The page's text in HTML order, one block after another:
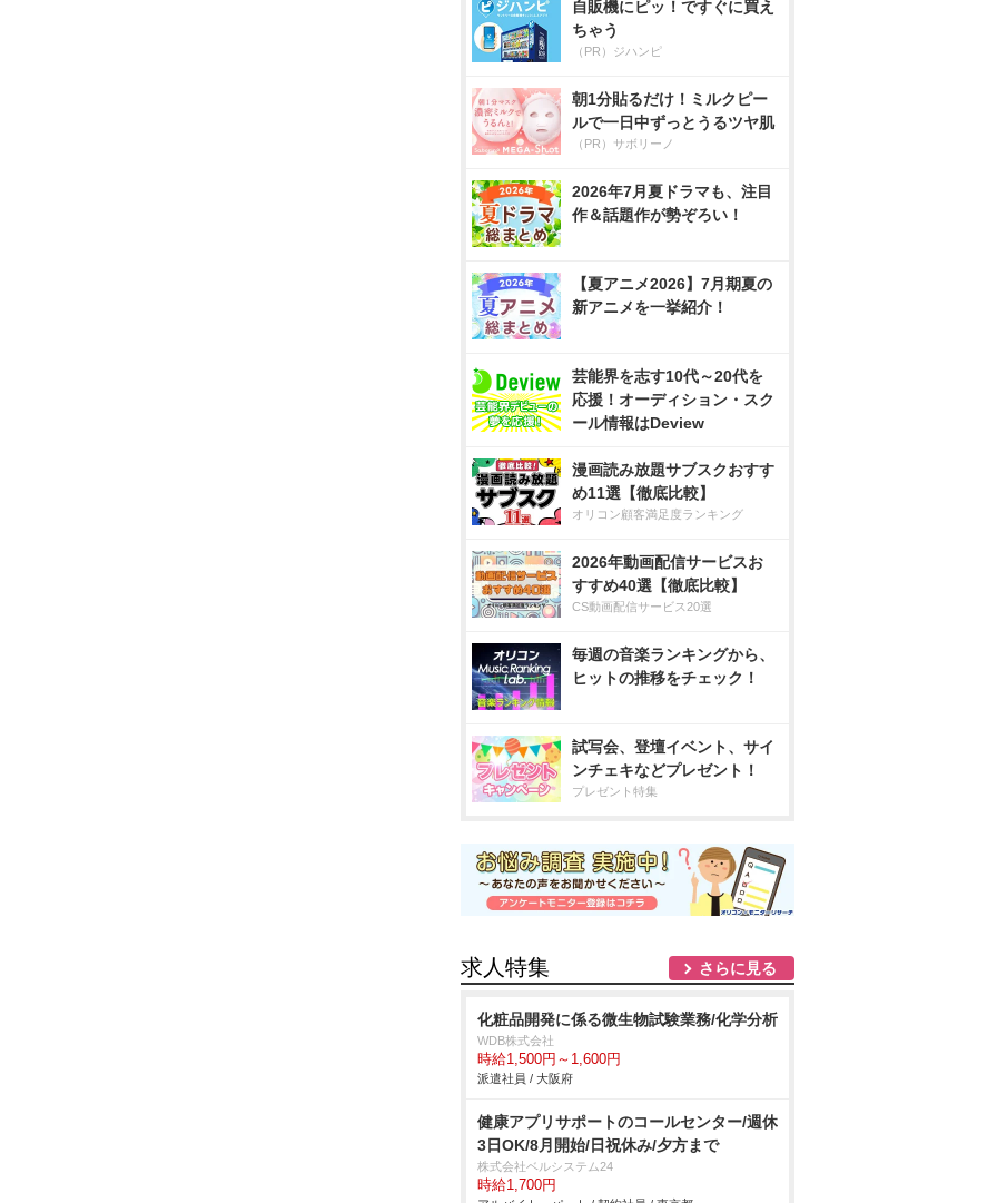
自販機にピッ！ですぐに買え
ちゃう
（PR）ジハンピ
朝1分貼るだけ！ミルクピー
ルで一日中ずっとうるツヤ肌
（PR）サボリーノ
2026年7月夏ドラマも、注目
作＆話題作が勢ぞろい！
【夏アニメ2026】7月期夏の
新アニメを一挙紹介！
芸能界を志す10代～20代を
応援！オーディション・スク
ール情報はDeview
漫画読み放題サブスクおすす
め11選【徹底比較】
オリコン顧客満足度ランキング
2026年動画配信サービスお
すすめ40選【徹底比較】
CS動画配信サービス20選
毎週の音楽ランキングから、
ヒットの推移をチェック！
試写会、登壇イベント、サイ
ンチェキなどプレゼント！
プレゼント特集
求人特集 さらに見る
化粧品開発に係る微生物試験業務/化学分析
WDB株式会社
時給1,500円～1,600円
派遣社員 / 大阪府
健康アプリサポートのコールセンター/週休
3日OK/8月開始/日祝休み/夕方まで
株式会社ベルシステム24
時給1,700円